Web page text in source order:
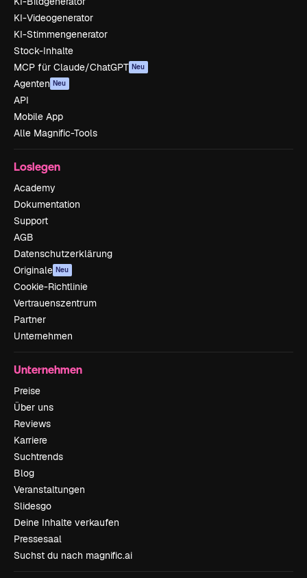
KI-Videogenerator
KI-Stimmengenerator
Stock-Inhalte
MCP für Claude/ChatGPT Neu
Agenten Neu
API
Mobile App
Alle Magnific-Tools
Loslegen
Academy
Dokumentation
Support
AGB
Datenschutzerklärung
Originale Neu
Cookie-Richtlinie
Vertrauenszentrum
Partner
Unternehmen
Unternehmen
Preise
Über uns
Reviews
Karriere
Suchtrends
Blog
Veranstaltungen
Slidesgo
Deine Inhalte verkaufen
Pressesaal
Suchst du nach magnific.ai